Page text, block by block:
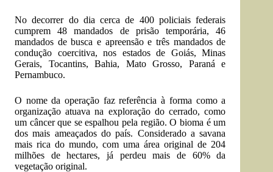
No decorrer do dia cerca de 400 policiais federais
cumprem 48 mandados de prisão temporária, 46
mandados de busca e apreensão e três mandados de
condução coercitiva, nos estados de Goiás, Minas
Gerais, Tocantins, Bahia, Mato Grosso, Paraná e
Pernambuco.
O nome da operação faz referência à forma como a
organização atuava na exploração do cerrado, como
um câncer que se espalhou pela região. O bioma é um
dos mais ameaçados do país. Considerado a savana
mais rica do mundo, com uma área original de 204
milhões de hectares, já perdeu mais de 60% da
vegetação original.